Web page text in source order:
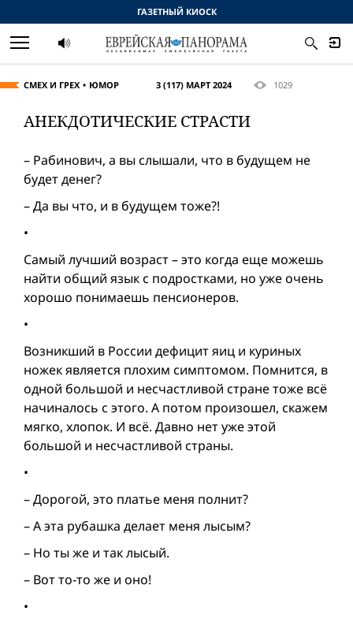
СМЕХ И ГРЕХ ЮМОР 3 (117) МАРТ 2024 1029
АНЕКДОТИЧЕСКИЕ СТРАСТИ
– Рабинович, а вы слышали, что в будущем не
будет денег?
– Да вы что, и в будущем тоже?!
•
Самый лучший возраст – это когда еще можешь
найти общий язык с подростками, но уже очень
хорошо понимаешь пенсионеров.
•
Возникший в России дефицит яиц и куриных
ножек является плохим симптомом. Помнится, в
одной большой и несчастливой стране тоже всё
начиналось с этого. А потом произошел, скажем
мягко, хлопок. И всё. Давно нет уже этой
большой и несчастливой страны.
•
– Дорогой, это платье меня полнит?
– А эта рубашка делает меня лысым?
– Но ты же и так лысый.
– Вот то-то же и оно!
•
ГАЗЕТНЫЙ КИОСК